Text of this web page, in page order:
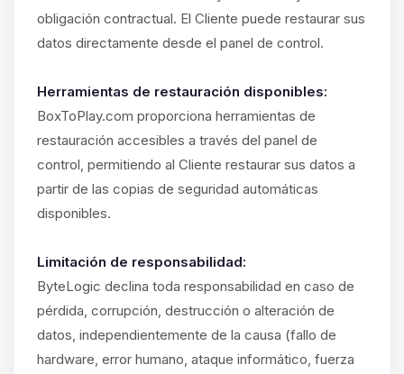
obligación contractual. El Cliente puede restaurar sus
datos directamente desde el panel de control.
Herramientas de restauración disponibles:
BoxToPlay.com proporciona herramientas de
restauración accesibles a través del panel de
control, permitiendo al Cliente restaurar sus datos a
partir de las copias de seguridad automáticas
disponibles.
Limitación de responsabilidad:
ByteLogic declina toda responsabilidad en caso de
pérdida, corrupción, destrucción o alteración de
datos, independientemente de la causa (fallo de
hardware, error humano, ataque informático, fuerza